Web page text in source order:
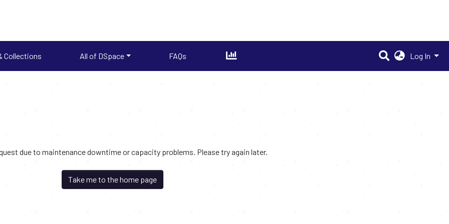
Collections All of DSpace FAQs Log In
due to maintenance downtime or capacity problems. Please try again later.
Take me to the home page